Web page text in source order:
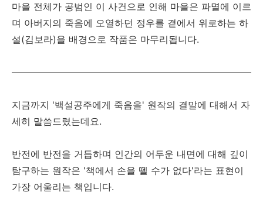
마을 전체가 공범인 이 사건으로 인해 마을은 파멸에 이르
며 아버지의 죽음에 오열하던 정우를 곁에서 위로하는 하
설(김보라)을 배경으로 작품은 마무리됩니다.
지금까지 '백설공주에게 죽음을' 원작의 결말에 대해서 자
세히 말씀드렸는데요.
반전에 반전을 거듭하며 인간의 어두운 내면에 대해 깊이
탐구하는 원작은 '책에서 손을 뗄 수가 없다'라는 표현이
가장 어울리는 책입니다.